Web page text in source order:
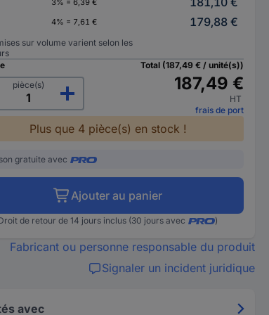
3% = 6,39 €
4% = 7,61 € 179,88 €
sur volume varient selon les
pièce(s)
Total (187,49 € / unité(s))
187,49 €
HT
frais de port
Plus que 4 pièce(s) en stock !
gratuite avec
Ajouter au panier
de retour de 14 jours inclus (30 jours avec )
Fabricant ou personne responsable du produit
Signaler un incident juridique
avec